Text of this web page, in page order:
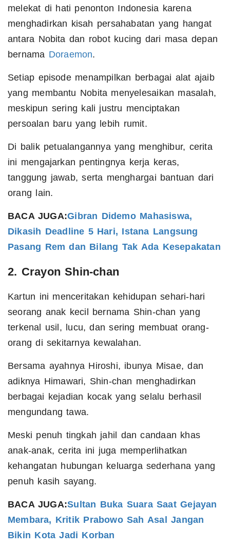
melekat di hati penonton Indonesia karena
menghadirkan kisah persahabatan yang hangat
antara Nobita dan robot kucing dari masa depan
bernama Doraemon.
Setiap episode menampilkan berbagai alat ajaib
yang membantu Nobita menyelesaikan masalah,
meskipun sering kali justru menciptakan
persoalan baru yang lebih rumit.
Di balik petualangannya yang menghibur, cerita
ini mengajarkan pentingnya kerja keras,
tanggung jawab, serta menghargai bantuan dari
orang lain.
BACA JUGA:Gibran Didemo Mahasiswa,
Dikasih Deadline 5 Hari, Istana Langsung
Pasang Rem dan Bilang Tak Ada Kesepakatan
2. Crayon Shin-chan
Kartun ini menceritakan kehidupan sehari-hari
seorang anak kecil bernama Shin-chan yang
terkenal usil, lucu, dan sering membuat orang-
orang di sekitarnya kewalahan.
Bersama ayahnya Hiroshi, ibunya Misae, dan
adiknya Himawari, Shin-chan menghadirkan
berbagai kejadian kocak yang selalu berhasil
mengundang tawa.
Meski penuh tingkah jahil dan candaan khas
anak-anak, cerita ini juga memperlihatkan
kehangatan hubungan keluarga sederhana yang
penuh kasih sayang.
BACA JUGA:Sultan Buka Suara Saat Gejayan
Membara, Kritik Prabowo Sah Asal Jangan
Bikin Kota Jadi Korban